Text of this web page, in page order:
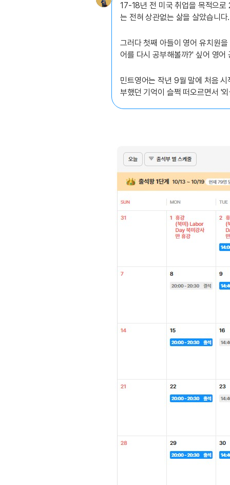
유용한영어표현
유용한영어표현
유용한영어표현
유용한영어표현
유용한영어표현
17-18년 전 미국 취업을 목적으로
는 전혀 상관없는 삶을 살았습니다.
그러다 첫째 아들이 영어 유치원
어를 다시 공부해볼까?' 싶어 영
민트영어는 작년 9월 말에 처음
부했던 기억이 슬쩍 떠오르면서 '